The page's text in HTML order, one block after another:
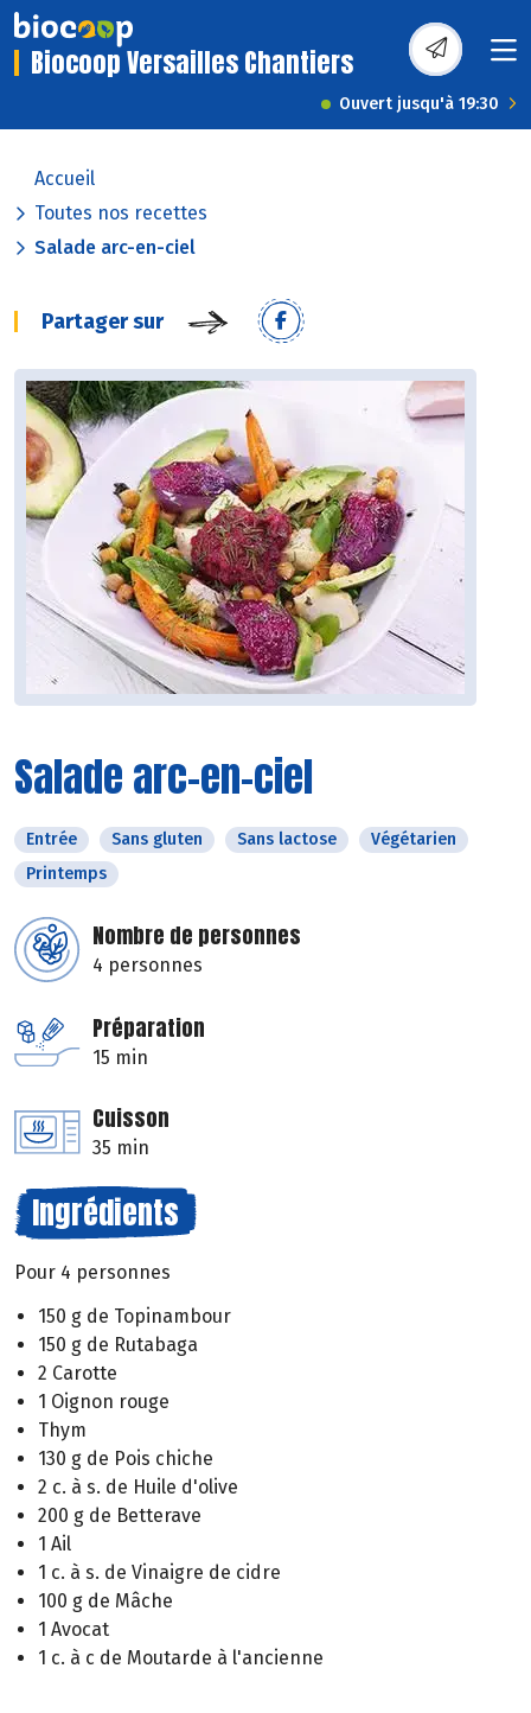
Biocoop Versailles Chantiers
Ouvert jusqu'à 19:30
Accueil
Toutes nos recettes
Salade arc-en-ciel
Partager sur
Salade arc-en-ciel
Entrée Sans gluten Sans lactose
Végétarien
Printemps
Nombre de personnes
4 personnes
Préparation
15 min
Cuisson
35 min
Ingrédients
Pour 4 personnes
150 g de Topinambour
150 g de Rutabaga
2 Carotte
1 Oignon rouge
Thym
130 g de Pois chiche
2 c. à s. de Huile d'olive
200 g de Betterave
1 Ail
1 c. à s. de Vinaigre de cidre
100 g de Mâche
1 Avocat
1 c. à c de Moutarde à l'ancienne